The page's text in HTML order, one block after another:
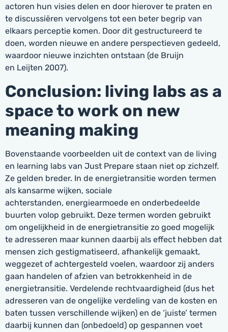
actoren hun visies delen en door hierover te praten en
te discussiëren vervolgens tot een beter begrip van
elkaars perceptie komen. Door dit gestructureerd te
doen, worden nieuwe en andere perspectieven gedeeld,
waardoor nieuwe inzichten ontstaan (de Bruijn
en Leijten 2007).
Conclusion: living labs as a
space to work on new
meaning making
Bovenstaande voorbeelden uit de context van de living
en learning labs van Just Prepare staan niet op zichzelf.
Ze gelden breder. In de energietransitie worden termen
als kansarme wijken, sociale
achterstanden, energiearmoede en onderbedeelde
buurten volop gebruikt. Deze termen worden gebruikt
om ongelijkheid in de energietransitie zo goed mogelijk
te adresseren maar kunnen daarbij als effect hebben dat
mensen zich gestigmatiseerd, afhankelijk gemaakt,
weggezet of achtergesteld voelen, waardoor zij anders
gaan handelen of afzien van betrokkenheid in de
energietransitie. Verdelende rechtvaardigheid (dus het
adresseren van de ongelijke verdeling van de kosten en
baten tussen verschillende wijken) en de ‘juiste’ termen
daarbij kunnen dan (onbedoeld) op gespannen voet